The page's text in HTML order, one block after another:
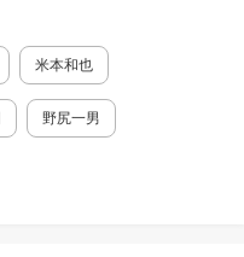
米本和也
野尻一男